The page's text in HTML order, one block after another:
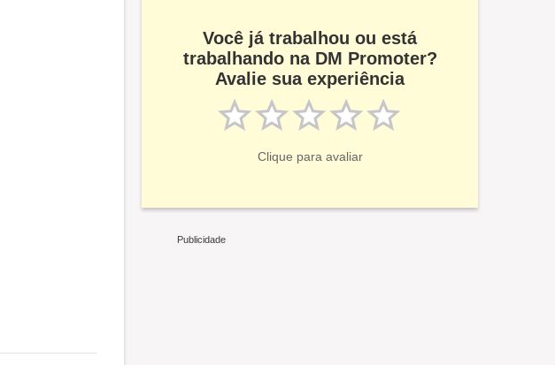
Você já trabalhou ou está
trabalhando na DM Promoter?
Avalie sua experiência
Clique para avaliar